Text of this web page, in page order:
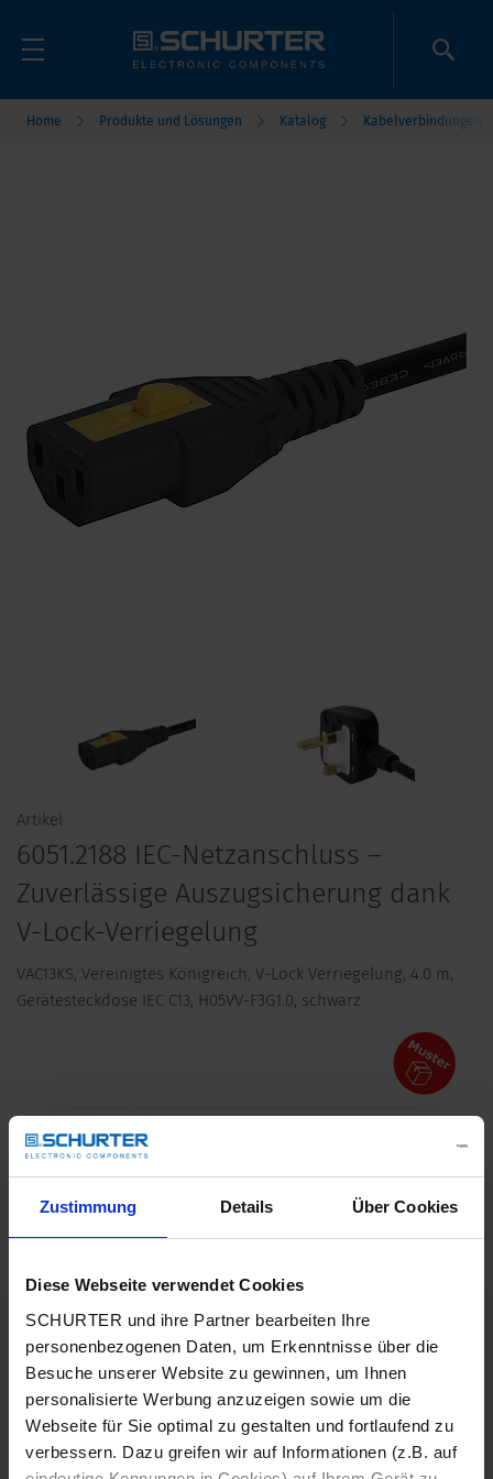
Zustimmung Details Über Cookies
Diese Webseite verwendet Cookies
SCHURTER und ihre Partner bearbeiten Ihre
personenbezogenen Daten, um Erkenntnisse über die
Besuche unserer Website zu gewinnen, um Ihnen
personalisierte Werbung anzuzeigen sowie um die
Webseite für Sie optimal zu gestalten und fortlaufend zu
verbessern. Dazu greifen wir auf Informationen (z.B. auf
Home Produkte und Lösungen Katalog Kabelverbindungen
Artikel
6051.2188 IEC-Netzanschluss –
Zuverlässige Auszugsicherung dank
V-Lock-Verriegelung
VAC13KS, Vereinigtes Königreich, V-Lock Verriegelung, 4.0 m,
Gerätesteckdose IEC C13, H05VV-F3G1.0, schwarz
Beschreibung 6051.2188
Nenndaten IEC 10 A / 250 VAC; 50 Hz
Spannungsfestigkeit
> 2 kVAC zwischen L/N-PE
(1 min/50 Hz)